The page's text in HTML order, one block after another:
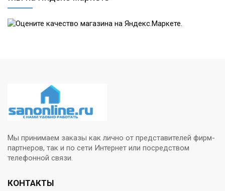
Мы принимаем заказы как лично от представителей фирм-
партнеров, так и по сети Интернет или посредством
телефонной связи.
КОНТАКТЫ